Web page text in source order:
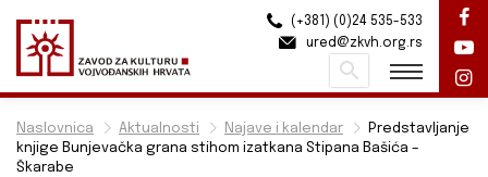
Naslovnica Aktualnosti Najave i kalendar
Predstavljanje
knjige Bunjevačka grana stihom izatkana Stipana Bašića –
Škarabe
(+381) (0)24 535-533
ured@zkvh.org.rs
Pretraži